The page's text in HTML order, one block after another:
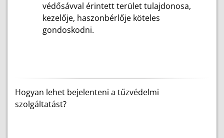
védősávval érintett terület tulajdonosa,
kezelője, haszonbérlője köteles
gondoskodni.
Hogyan lehet bejelenteni a tűzvédelmi
szolgáltatást?